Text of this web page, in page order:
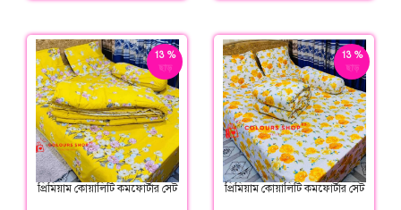
13 %
ছাড়
প্রিমিয়াম কোয়ালিটি কমফোর্টার সেট
13 %
ছাড়
প্রিমিয়াম কোয়ালিটি কমফোর্টার সেট